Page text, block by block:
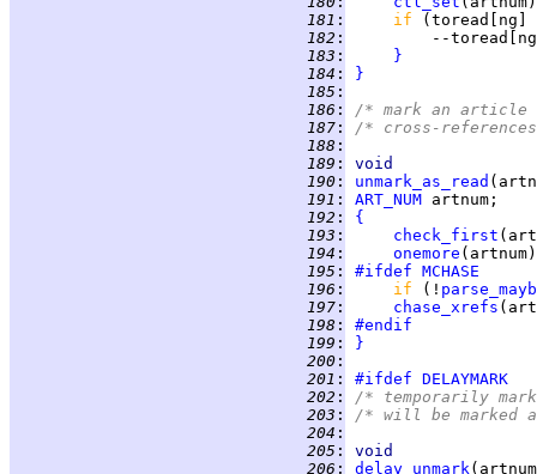
181 : if
182 :
183 :
}
184 :
}
185 :
186 :
/* mark an article
187 :
/* cross-
188 :
189 :
void
190 :
unmark_as_read
191 : ART_NUM
192 :
{
193 :
check_first
194 :
onemore
195 : #ifdef MCHASE
196 : if (!
197 : chase_xrefs
198 :
#endif
199 :
}
200 :
201 : #ifdef DELAYMARK
202 :
/* temporarily
203 :
/* will be marked
204 :
205 :
void
206 :
delay_unmark